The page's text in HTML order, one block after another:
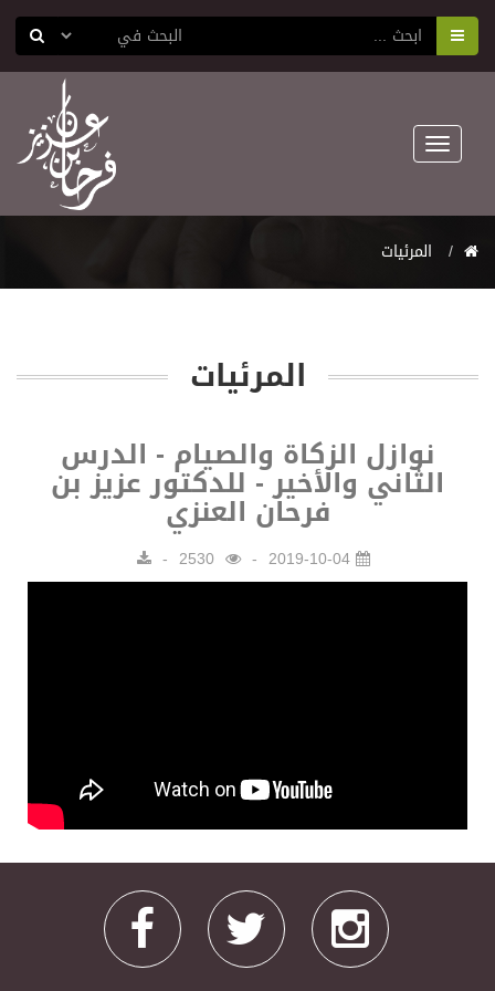
Toggle
navigation
المرئيات
المرئيات
نوازل الزكاة والصيام - الدرس
الثاني والأخير - للدكتور عزيز بن
فرحان العنزي
2019-10-04